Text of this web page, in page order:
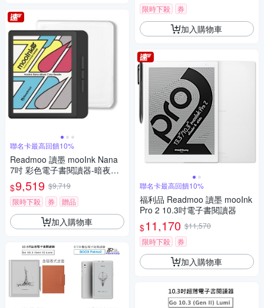
聯名卡最高回饋10%
Readmoo 讀墨 mooInk Nana
7吋 彩色電子書閱讀器-暗夜黑+
7吋透明殼 (組合)
$9,519 $9,719
限時下殺
券 贈品
加入購物車
限時下殺 券
加入購物車
聯名卡最高回饋10%
福利品 Readmoo 讀墨 mooInk
Pro 2 10.3吋電子書閱讀器
$11,170 $11,570
限時下殺
券
加入購物車